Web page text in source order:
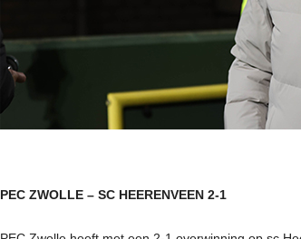
PEC ZWOLLE – SC HEERENVEEN 2-1